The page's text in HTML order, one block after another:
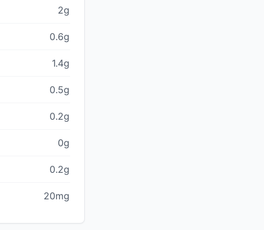
2g
0.6g
1.4g
0.5g
0.2g
0g
0.2g
20mg